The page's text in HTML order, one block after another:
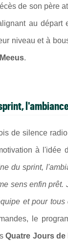
de son père
au départ
niveau et à
.
de silence
à l'idée
du sprint,
sens enfin
et pour
le
Quatre Jours de